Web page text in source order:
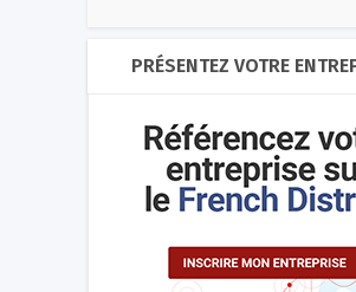
PRÉSENTEZ VOTRE